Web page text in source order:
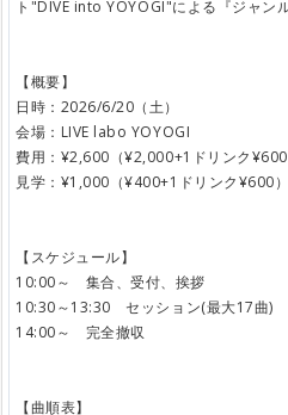
ト"DIVE into YOYOGI"による『ジャン
【概要】
日時：2026/6/20（土）
会場：LIVE labo YOYOGI
費用：¥2,600（¥2,000+1ドリンク¥600
見学：¥1,000（¥400+1ドリンク¥600）
【スケジュール】
10:00～ 集合、受付、挨拶
10:30～13:30 セッション(最大17曲)
14:00～ 完全撤収
【曲順表】